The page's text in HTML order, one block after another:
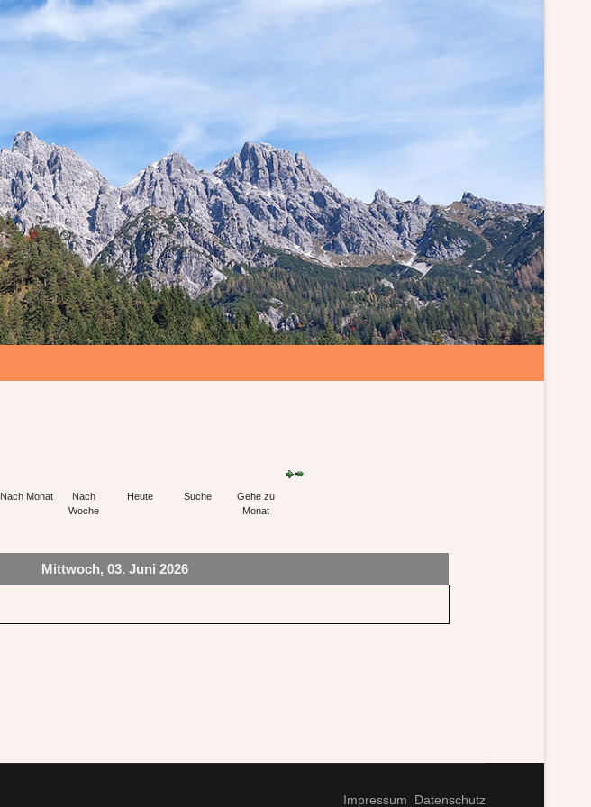
Nach Monat
Nach
Woche
Heute Suche
Gehe zu
Monat
Mittwoch, 03. Juni 2026
Impressum Datenschutz